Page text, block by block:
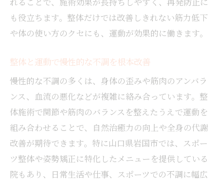
も役立ちます。整体だけでは改善しきれない筋力低下
や体の使い方のクセにも、運動が効果的に働きます。
整体と運動で慢性的な不調を根本改善
慢性的な不調の多くは、身体の歪みや筋肉のアンバラ
ンス、血流の悪化などが複雑に絡み合っています。整
体施術で関節や筋肉のバランスを整えたうえで運動を
組み合わせることで、自然治癒力の向上や全身の代謝
改善が期待できます。特に山口県岩国市では、スポー
ツ整体や姿勢矯正に特化したメニューを提供している
院もあり、日常生活や仕事、スポーツでの不調に幅広